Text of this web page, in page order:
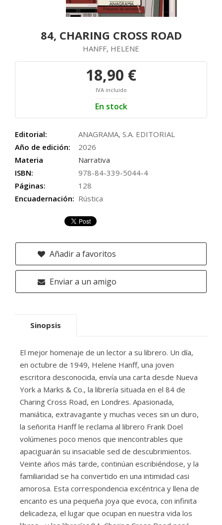
84, CHARING CROSS ROAD
HANFF, HELENE
18,90 €
IVA incluido
En stock
Editorial:
ANAGRAMA, S.A. EDITORIAL
Año de edición:
2026
Materia
Narrativa
ISBN:
978-84-339-5044-4
Páginas:
128
Encuadernación: Rústica
Añadir a favoritos
Enviar a un amigo
Sinopsis
El mejor homenaje de un lector a su librero. Un día,
en octubre de 1949, Helene Hanff, una joven
escritora desconocida, envía una carta desde Nueva
York a Marks & Co., la librería situada en el 84 de
Charing Cross Road, en Londres. Apasionada,
maniática, extravagante y muchas veces sin un duro,
la señorita Hanff le reclama al librero Frank Doel
volúmenes poco menos que inencontrables que
apaciguarán su insaciable sed de descubrimientos.
Veinte años más tarde, continúan escribiéndose, y la
familiaridad se ha convertido en una intimidad casi
amorosa. Esta correspondencia excéntrica y llena de
encanto es una pequeña joya que evoca, con infinita
delicadeza, el lugar que ocupan en nuestra vida los